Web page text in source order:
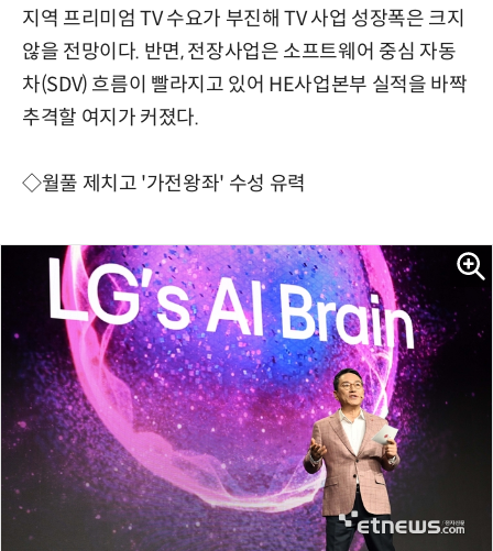
지역 프리미엄 TV 수요가 부진해 TV 사업 성장폭은 크지
않을 전망이다. 반면, 전장사업은 소프트웨어 중심 자동
차(SDV) 흐름이 빨라지고 있어 HE사업본부 실적을 바짝
추격할 여지가 커졌다.
◇월풀 제치고 '가전왕좌' 수성 유력